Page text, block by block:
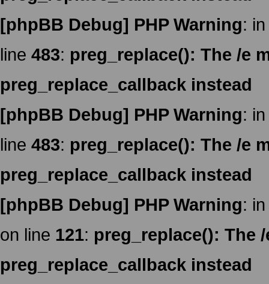
[phpBB Debug] PHP Warning:
line 483: preg_replace(): The /e
preg_replace_callback instead
[phpBB Debug] PHP Warning:
line 483: preg_replace(): The /e
preg_replace_callback instead
[phpBB Debug] PHP Warning:
on line 121: preg_replace(): The
preg_replace_callback instead